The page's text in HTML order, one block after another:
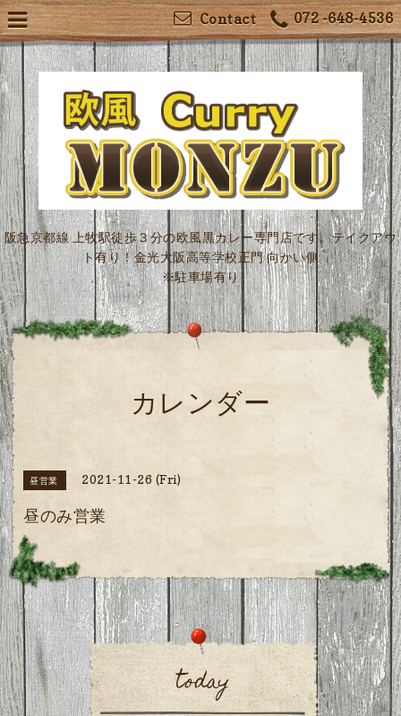
072 -648-4536
Contact
阪急京都線 上牧駅徒歩３分の欧風黒カレー専門店です。テイクアウ
ト有り！金光大阪高等学校正門 向かい側
※駐車場有り
カレンダー
昼営業 2021-11-26 (Fri)
昼のみ営業
today